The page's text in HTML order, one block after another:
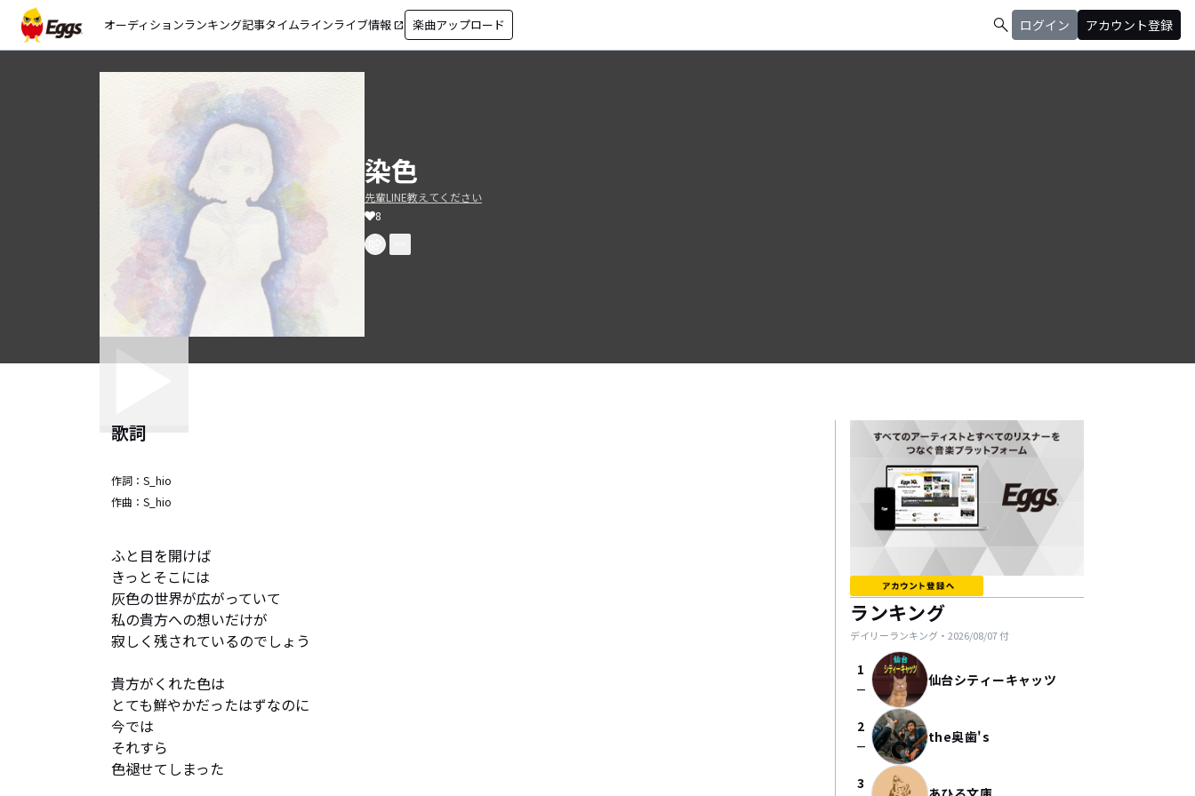
オーディションランキング記事タイムラインライブ情報 open_in_new 楽曲アップロード search ログイン アカウント登録
染色
先輩LINE教えてください
8
歌詞
作詞： S_hio
作曲： S_hio
ふと目を開けば
きっとそこには
灰色の世界が広がっていて
私の貴方への想いだけが
寂しく残されているのでしょう
貴方がくれた色は
とても鮮やかだったはずなのに
今では
それすら
色褪せてしまった
ランキング
デイリーランキング・ 2026/08/07付
1
check_indeterminate_small 仙台シティーキャッツ
2
check_indeterminate_small the奥歯's
3